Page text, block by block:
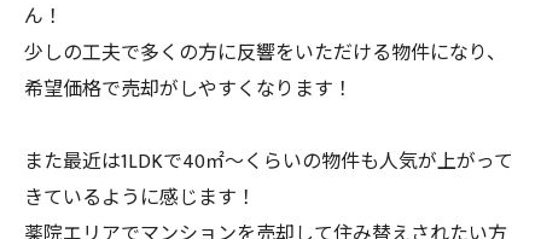
ん！
少しの工夫で多くの方に反響をいただける物件になり、
希望価格で売却がしやすくなります！
また最近は1LDKで40㎡～くらいの物件も人気が上がって
きているように感じます！